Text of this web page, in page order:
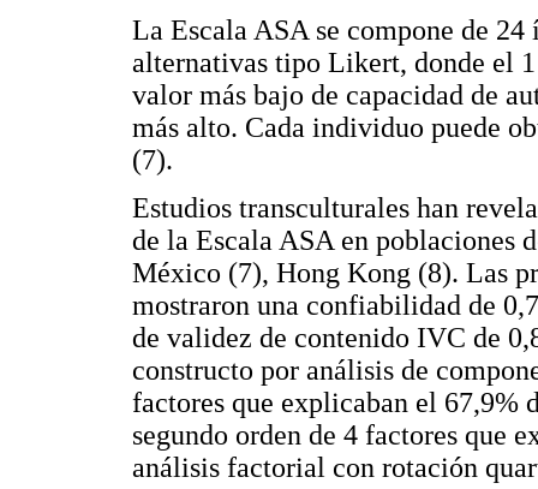
La Escala ASA se compone de
alternativas tipo Likert, donde el
valor más bajo de capacidad de
más alto. Cada individuo puede
(7).
Estudios transculturales han
de la Escala ASA en poblaciones
México (7), Hong Kong (8). Las
mostraron una confiabilidad de
de validez de contenido IVC de
constructo por análisis de
factores que explicaban el 67,9%
segundo orden de 4 factores que
análisis factorial con rotación